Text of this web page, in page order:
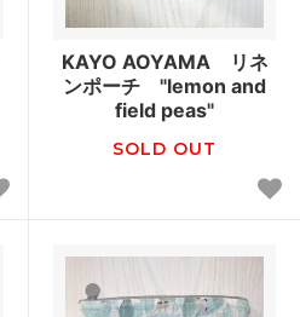
KAYO AOYAMA リネ
ンポーチ "lemon and
field peas"
SOLD OUT